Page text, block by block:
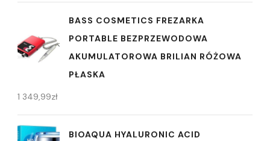
BASS COSMETICS FREZARKA
PORTABLE BEZPRZEWODOWA
AKUMULATOROWA BRILIAN RÓŻOWA
PŁASKA
1 349,99zł
BIOAQUA HYALURONIC ACID